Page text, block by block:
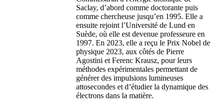
Saclay, d’abord comme doctorante puis
comme chercheuse jusqu’en 1995. Elle a
ensuite rejoint l’Université de Lund en
Suède, où elle est devenue professeure en
1997. En 2023, elle a reçu le Prix Nobel de
physique 2023, aux côtés de Pierre
Agostini et Ferenc Krausz, pour leurs
méthodes expérimentales permettant de
générer des impulsions lumineuses
attosecondes et d’étudier la dynamique des
électrons dans la matière.